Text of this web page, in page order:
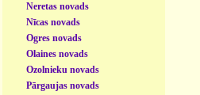
Neretas novads
Nīcas novads
Ogres novads
Olaines novads
Ozolnieku novads
Pārgaujas novads